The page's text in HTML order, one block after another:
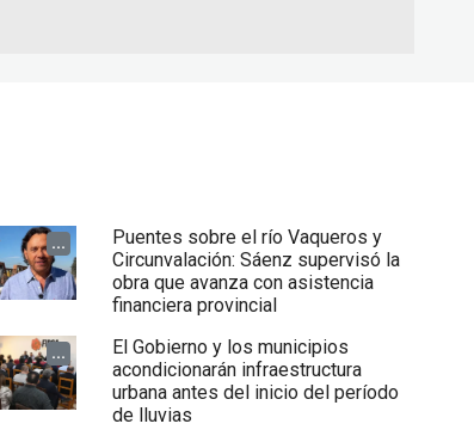
...
Puentes sobre el río Vaqueros y
Circunvalación: Sáenz supervisó la
obra que avanza con asistencia
financiera provincial
...
El Gobierno y los municipios
acondicionarán infraestructura
urbana antes del inicio del período
de lluvias